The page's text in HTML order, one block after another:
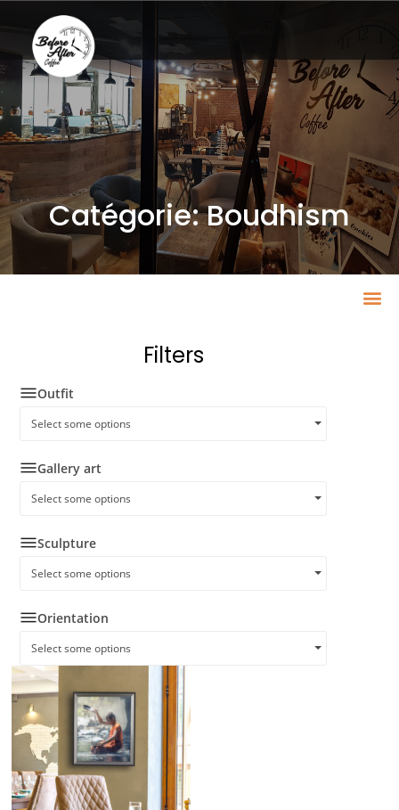
Catégorie: Boudhism
Filters
Outfit
Select some options
Gallery art
Select some options
Sculpture
Select some options
Orientation
Select some options